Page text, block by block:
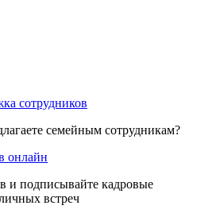
сотрудников
семейным сотрудникам?
онлайн
и подписывайте кадровые
встреч